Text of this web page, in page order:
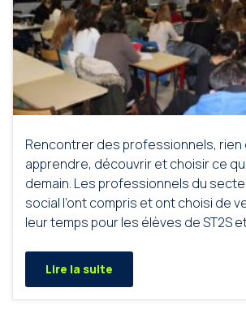
Rencontrer des professionnels, rien
apprendre, découvrir et choisir ce
demain. Les professionnels du
social l’ont compris et ont choisi de
leur temps pour les élèves de ST2S et
Lire la suite